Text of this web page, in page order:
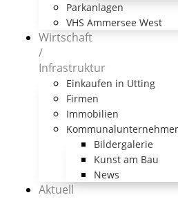
Parkanlagen
VHS Ammersee West
Wirtschaft
/
Infrastruktur
Einkaufen in Utting
Firmen
Immobilien
Bildergalerie
Kunst am Bau
News
Aktuell